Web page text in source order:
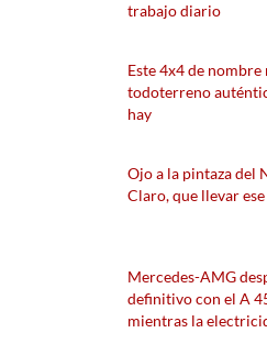
trabajo diario
Este 4x4 de nombre
todoterreno
hay
Ojo a la pintaza del
Claro, que llevar
Mercedes-AMG
definitivo con el A
mientras la